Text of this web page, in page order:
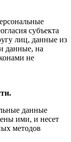
субъекта
лиц, данные из
данные, на
не
данные
ими, и несет
методов